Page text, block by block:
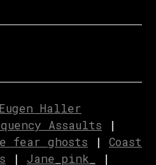
Eugen Haller
Assaults |
fear ghosts | Coast
| Jane_pink_
|